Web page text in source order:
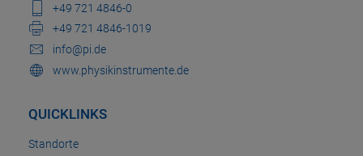
+49 721 4846-0
+49 721 4846-1019
info@pi.de
www.physikinstrumente.de
QUICKLINKS
Standorte